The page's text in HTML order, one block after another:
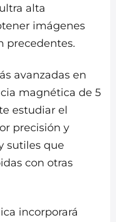
alta
imágenes
precedentes.
avanzadas en
magnética de 5
estudiar el
precisión y
sutiles que
con otras
incorporará